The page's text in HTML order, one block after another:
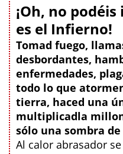
¡Oh, no
es el Infierno!
Tomad fuego,
desbordantes,
enfermedades,
todo lo que
tierra, haced una
multiplicadla
sólo una sombra
Al calor abrasador